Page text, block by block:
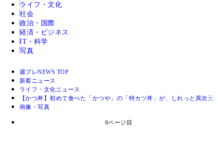
ライフ・文化
社会
政治・国際
経済・ビジネス
IT・科学
写真
週プレNEWS TOP
新着ニュース
ライフ・文化ニュース
【かつ丼】初めて食べた「かつや」の「特カツ丼」が、しれっと異次
画像・写真
6ページ目